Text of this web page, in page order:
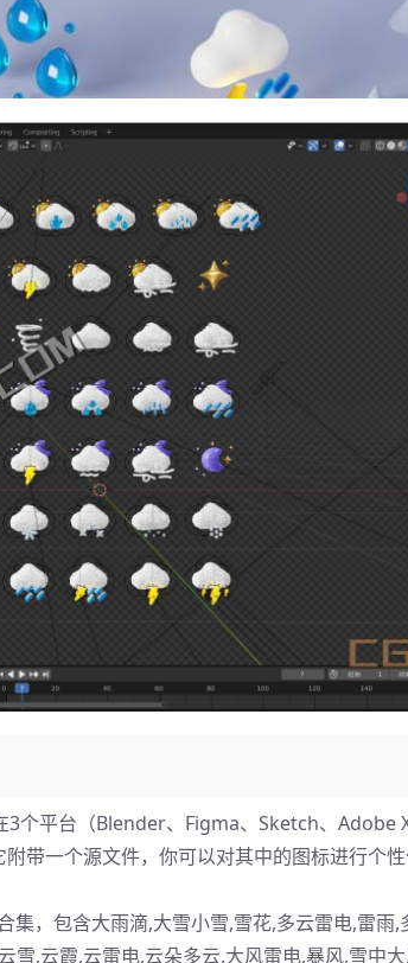
个平台（Blender、Figma、Sketch、Adobe
带一个源文件，你可以对其中的图标进行个
，包含大雨滴,大雪小雪,雪花,多云雷电,雷雨
雪,云霞,云雷电,云朵多云,大风雷电,暴风,雪中